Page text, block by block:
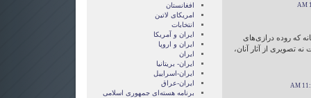
که روده درازی‌های
تصویری از آثار آنان،
افغانستان
امریکای لاتین
انتخابات
ايران و آمريکا
ايران و اروپا
ایران
ایران- بریتانیا
ایران-اسراییل
ایران-عراق
برنامه هسته‌ای جمهوری اسلامی